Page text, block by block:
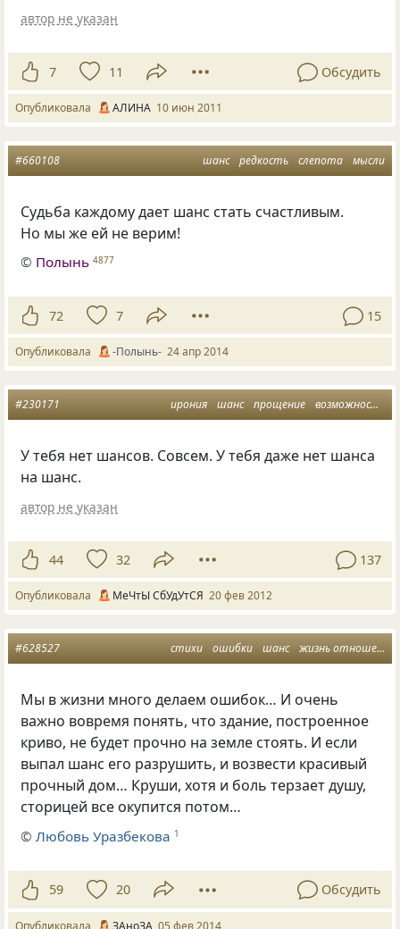
автор не указан
7 11 Обсудить
Опубликовала АЛИНА 10 июн 2011
шанс редкость слепота мысли
#660108
Судьба каждому дает шанс стать счастливым.
Но мы же ей не верим!
© Полынь 4877
72 7 15
Опубликовала -Полынь- 24 апр 2014
ирония шанс прощение возможности
#230171
У тебя нет шансов. Совсем. У тебя даже нет шанса
на шанс.
автор не указан
44 32 137
Опубликовала МеЧтЫ СбУдУтСЯ 20 фев 2012
стихи ошибки шанс жизнь отношения
#628527
Мы в жизни много делаем ошибок… И очень
важно вовремя понять, что здание, построенное
криво, не будет прочно на земле стоять. И если
выпал шанс его разрушить, и возвести красивый
прочный дом… Круши, хотя и боль терзает душу,
сторицей все окупится потом…
©Любовь Уразбекова 1
59 20 Обсудить
Опубликовала ЗАноЗА 05 фев 2014